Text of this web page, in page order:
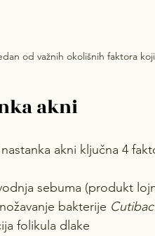
od važnih okolišnih faktora
akni
akni ključna 4
sebuma (produkt
bakterije
folikula dlake